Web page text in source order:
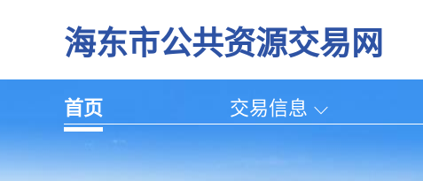
海东市公共资源交易网
首页 交易信息